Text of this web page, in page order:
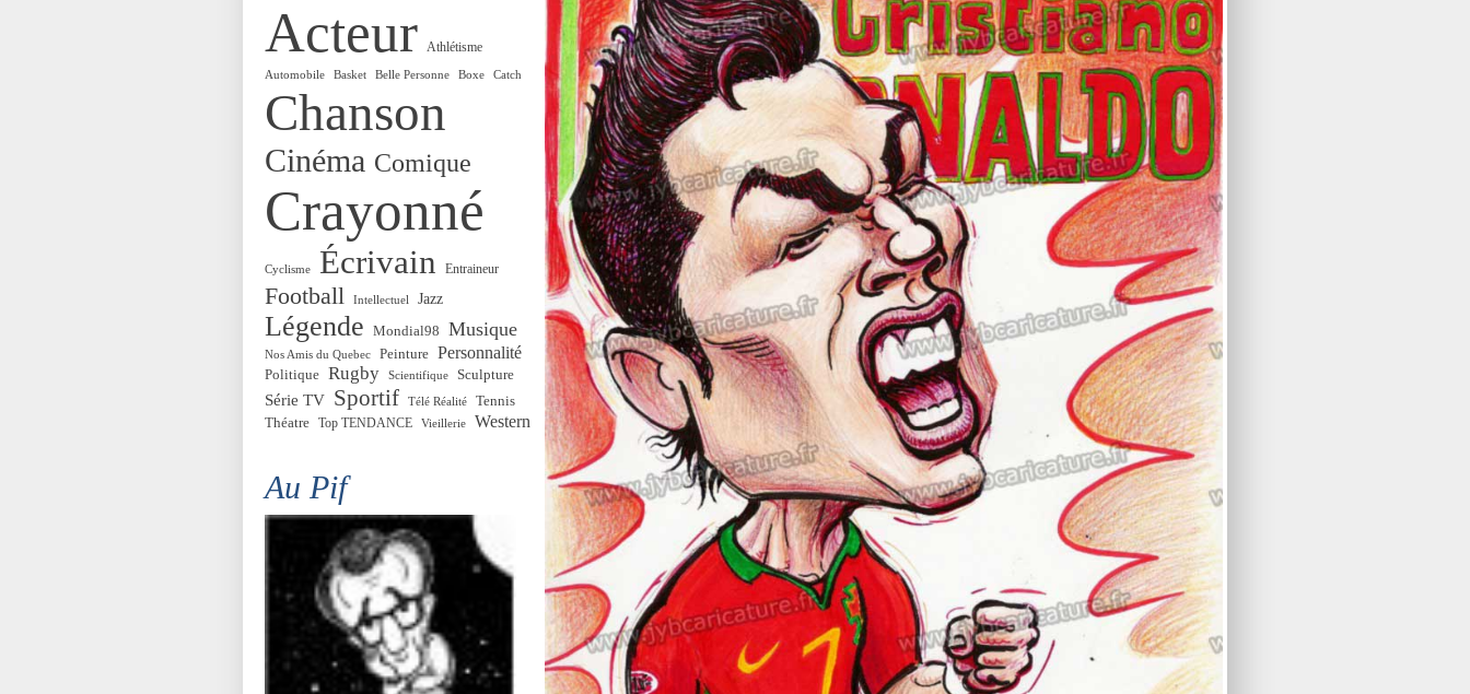
Acteur Athlétisme
Automobile Basket Belle Personne Boxe Catch
Chanson
Cinéma Comique
Crayonné
Cyclisme Écrivain Entraineur
Football Intellectuel Jazz
Légende Mondial98 Musique
Nos Amis du Quebec Peinture Personnalité
Politique Rugby Scientifique Sculpture
Série TV Sportif Télé Réalité
Tennis
Théatre Top TENDANCE Vieillerie Western
Au Pif